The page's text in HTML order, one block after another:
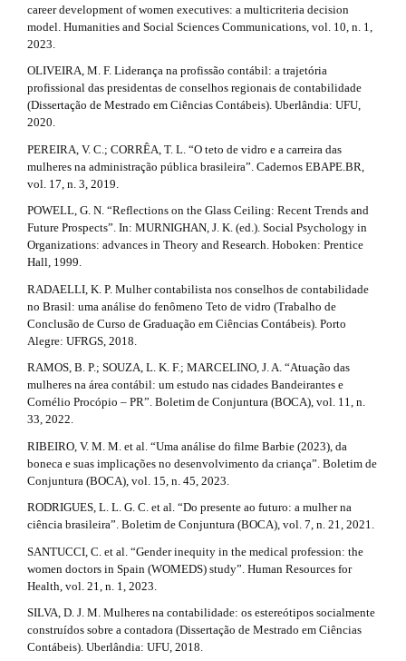
career development of women executives: a multicriteria decision
model. Humanities and Social Sciences Communications, vol. 10, n. 1,
2023.
OLIVEIRA, M. F. Liderança na profissão contábil: a trajetória
profissional das presidentas de conselhos regionais de contabilidade
(Dissertação de Mestrado em Ciências Contábeis). Uberlândia: UFU,
2020.
PEREIRA, V. C.; CORRÊA, T. L. “O teto de vidro e a carreira das
mulheres na administração pública brasileira”. Cadernos EBAPE.BR,
vol. 17, n. 3, 2019.
POWELL, G. N. “Reflections on the Glass Ceiling: Recent Trends and
Future Prospects”. In: MURNIGHAN, J. K. (ed.). Social Psychology in
Organizations: advances in Theory and Research. Hoboken: Prentice
Hall, 1999.
RADAELLI, K. P. Mulher contabilista nos conselhos de contabilidade
no Brasil: uma análise do fenômeno Teto de vidro (Trabalho de
Conclusão de Curso de Graduação em Ciências Contábeis). Porto
Alegre: UFRGS, 2018.
RAMOS, B. P.; SOUZA, L. K. F.; MARCELINO, J. A. “Atuação das
mulheres na área contábil: um estudo nas cidades Bandeirantes e
Cornélio Procópio – PR”. Boletim de Conjuntura (BOCA), vol. 11, n.
33, 2022.
RIBEIRO, V. M. M. et al. “Uma análise do filme Barbie (2023), da
boneca e suas implicações no desenvolvimento da criança”. Boletim de
Conjuntura (BOCA), vol. 15, n. 45, 2023.
RODRIGUES, L. L. G. C. et al. “Do presente ao futuro: a mulher na
ciência brasileira”. Boletim de Conjuntura (BOCA), vol. 7, n. 21, 2021.
SANTUCCI, C. et al. “Gender inequity in the medical profession: the
women doctors in Spain (WOMEDS) study”. Human Resources for
Health, vol. 21, n. 1, 2023.
SILVA, D. J. M. Mulheres na contabilidade: os estereótipos socialmente
construídos sobre a contadora (Dissertação de Mestrado em Ciências
Contábeis). Uberlândia: UFU, 2018.